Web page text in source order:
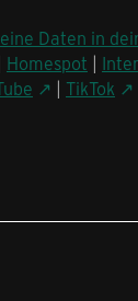
Daten in
Homespot |
| TikTok